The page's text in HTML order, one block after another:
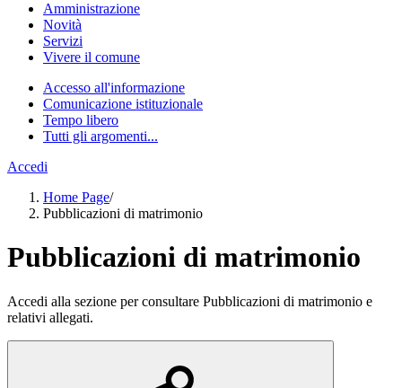
Amministrazione
Novità
Servizi
Vivere il comune
Accesso all'informazione
Comunicazione istituzionale
Tempo libero
Tutti gli argomenti...
Accedi
Home Page/
Pubblicazioni di matrimonio
Pubblicazioni di matrimonio
Accedi alla sezione per consultare Pubblicazioni di matrimonio e
relativi allegati.